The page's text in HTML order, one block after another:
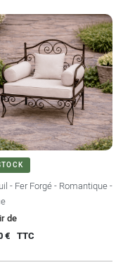
- Fer Forgé - Romantique -
de
€ TTC